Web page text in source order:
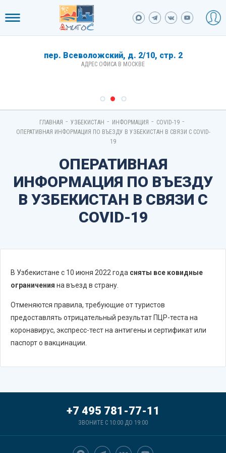
пер. Всеволожский, д. 2/10, стр. 2
АДРЕС ОФИСА В МОСКВЕ
ГЛАВНАЯ - УЗБЕКИСТАН - ИНФОРМАЦИЯ - COVID-19 -
ОПЕРАТИВНАЯ ИНФОРМАЦИЯ ПО ВЪЕЗДУ В УЗБЕКИСТАН В СВЯЗИ С COVID-
19
ОПЕРАТИВНАЯ
ИНФОРМАЦИЯ ПО ВЪЕЗДУ
В УЗБЕКИСТАН В СВЯЗИ С
COVID-19
В Узбекистане с 10 июня 2022 года сняты все ковидные
ограничения на въезд в страну.
Отменяются правила, требующие от туристов
предоставлять отрицательный результат ПЦР-теста на
коронавирус, экспресс-тест на антигены и сертификат или
паспорт о вакцинации.
+7 495 781-77-11
ЗВОНИТЕ С 10:00 ДО 19:00